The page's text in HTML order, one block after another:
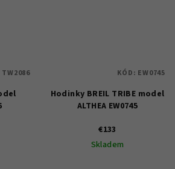
TW2086
Hodinky BREIL TRIBE model
ALTHEA EW0745
€133
Skladem
KÓD: EW0745